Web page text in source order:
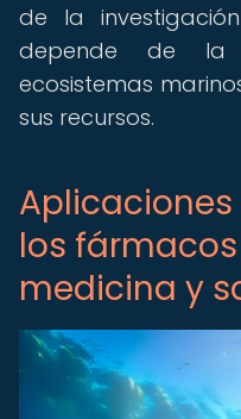
de la
depende de la
ecosistemas
sus recursos.
los
medicina y